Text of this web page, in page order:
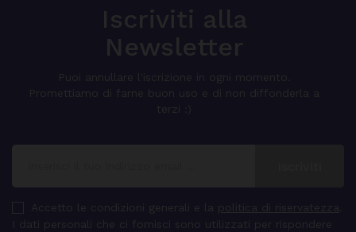
Iscriviti alla
Newsletter
Puoi annullare l'iscrizione in ogni momento.
Promettiamo di farne buon uso e di non diffonderla a
terzi :)
Accetto le condizioni generali e la politica di riservatezza
I dati personali che ci fornisci sono utilizzati per rispondere